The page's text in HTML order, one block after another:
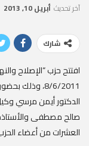
آخر تحديث أبريل 10, 2013
شارك
افتتح حزب “الإصلاح
8/6/2011،
الدكتور أيمن مرسي
صالح مصطفى
العشرات من أعضاء